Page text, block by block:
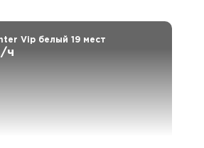
Vip белый 19 мест
ч